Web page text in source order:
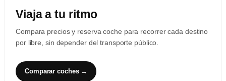
Viaja a tu ritmo
Compara precios y reserva coche para recorrer cada destino
por libre, sin depender del transporte público.
Comparar coches →